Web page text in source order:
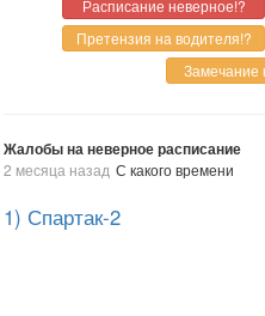
Жалобы на неверное расписание
2 месяца назад С какого времени
1) Спартак-2